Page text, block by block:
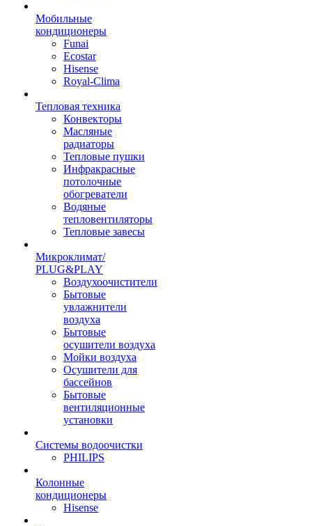
Мобильные
кондиционеры
Funai
Ecostar
Hisense
Royal-Clima
Тепловая техника
Конвекторы
Масляные
радиаторы
Тепловые пушки
Инфракрасные
потолочные
обогреватели
Водяные
тепловентиляторы
Тепловые завесы
Микроклимат/
PLUG&PLAY
Воздухоочистители
Бытовые
увлажнители
воздуха
Бытовые
осушители воздуха
Мойки воздуха
Осушители для
бассейнов
Бытовые
вентиляционные
установки
Системы водоочистки
PHILIPS
Колонные
кондиционеры
Hisense